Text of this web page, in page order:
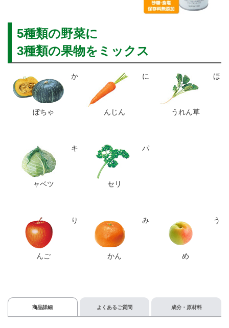
5種類の野菜に
3種類の果物をミックス
か
ぼちゃ
に
んじん
ほ
うれん草
キ
ャベツ
パ
セリ
り
んご
み
かん
う
め
商品詳細 よくあるご質問 成分・原材料